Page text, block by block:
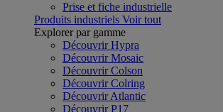
Prise et fiche industrielle
Produits industriels Voir tout
Explorer par gamme
Découvrir Hypra
Découvrir Mosaic
Découvrir Colson
Découvrir Colring
Découvrir Atlantic
Découvrir P17